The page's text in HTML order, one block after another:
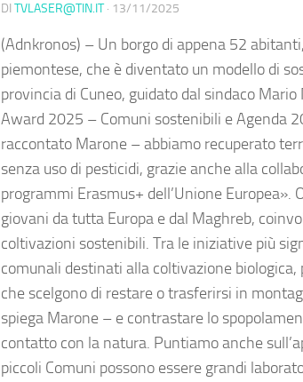
DI TVLASER@TIN.IT · 13/11/2025
(Adnkronos) – Un borgo di appena 52
piemontese, che è diventato un modello di
provincia di Cuneo, guidato dal sindaco
Award 2025 – Comuni sostenibili e Agenda
raccontato Marone – abbiamo recuperato
senza uso di pesticidi, grazie anche alla
programmi Erasmus+ dell’Unione
giovani da tutta Europa e dal Maghreb,
coltivazioni sostenibili. Tra le iniziative più
comunali destinati alla coltivazione
che scelgono di restare o trasferirsi in
spiega Marone – e contrastare lo
contatto con la natura. Puntiamo anche
piccoli Comuni possono essere grandi